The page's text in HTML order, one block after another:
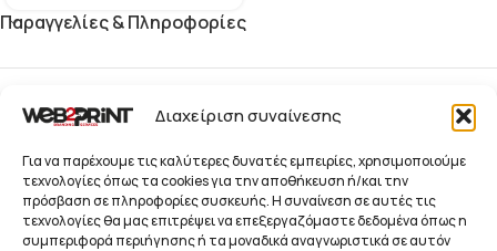
Διαχείριση συναίνεσης
Για να παρέχουμε τις καλύτερες δυνατές εμπειρίες, χρησιμοποιούμε
τεχνολογίες όπως τα cookies για την αποθήκευση ή/και την
πρόσβαση σε πληροφορίες συσκευής. Η συναίνεση σε αυτές τις
τεχνολογίες θα μας επιτρέψει να επεξεργαζόμαστε δεδομένα όπως η
συμπεριφορά περιήγησης ή τα μοναδικά αναγνωριστικά σε αυτόν
Παραγγελίες & Πληροφορίες
Blog
Παραγγελίες
Προϊόντα